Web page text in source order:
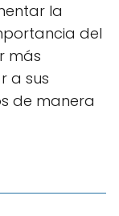
la
del
más
a sus
de manera